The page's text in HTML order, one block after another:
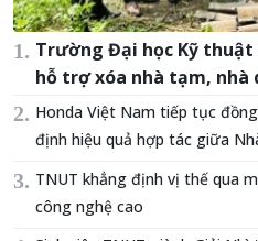
Trường Đại học Kỹ
hỗ trợ xóa nhà tạm, nhà
Honda Việt Nam tiếp tục
định hiệu quả hợp tác giữa
TNUT khẳng định vị thế qua
công nghệ cao